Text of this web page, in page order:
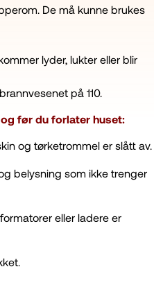
De må kunne brukes
lyder, lukter eller blir
på 110.
før du forlater huset:
og tørketrommel er slått av.
belysning som ikke trenger
eller ladere er